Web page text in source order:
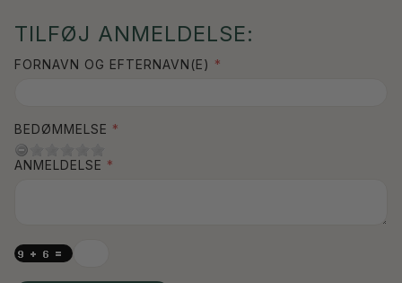
TILFØJ ANMELDELSE:
FORNAVN OG EFTERNAVN(E)
BEDØMMELSE
ANMELDELSE